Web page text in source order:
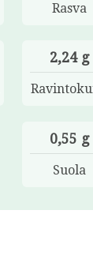
Rasva
2,24 g
0,55 g
Suola